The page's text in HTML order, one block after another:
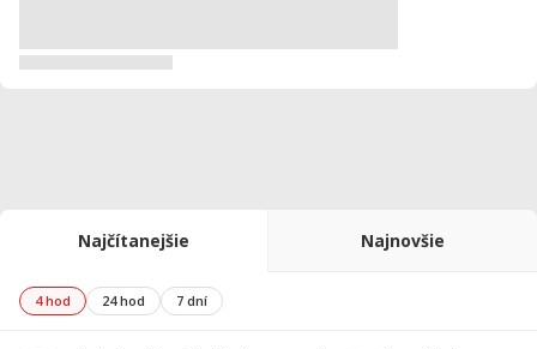
Najčítanejšie Najnovšie
4 hod 24 hod 7 dní